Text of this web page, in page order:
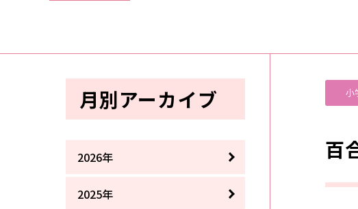
小
百
月別アーカイブ
2026年
2025年